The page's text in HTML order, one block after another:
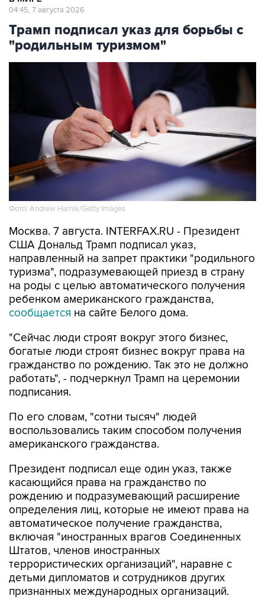
04:45, 7 августа 2026
Трамп подписал указ для борьбы с
"родильным туризмом"
Фото: Andrew Harnik/Getty Images
Москва. 7 августа. INTERFAX.RU - Президент
США Дональд Трамп подписал указ,
направленный на запрет практики "родильного
туризма", подразумевающей приезд в страну
на роды с целью автоматического получения
ребенком американского гражданства,
сообщается на сайте Белого дома.
"Сейчас люди строят вокруг этого бизнес,
богатые люди строят бизнес вокруг права на
гражданство по рождению. Так это не должно
работать", - подчеркнул Трамп на церемонии
подписания.
По его словам, "сотни тысяч" людей
воспользовались таким способом получения
американского гражданства.
Президент подписал еще один указ, также
касающийся права на гражданство по
рождению и подразумевающий расширение
определения лиц, которые не имеют права на
автоматическое получение гражданства,
включая "иностранных врагов Соединенных
Штатов, членов иностранных
террористических организаций", наравне с
детьми дипломатов и сотрудников других
признанных международных организаций.